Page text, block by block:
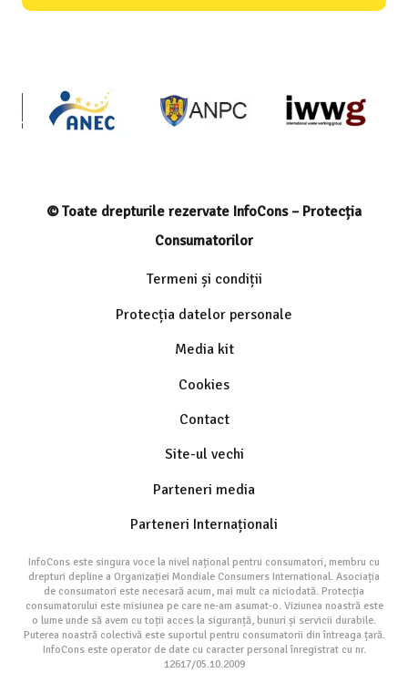
© Toate drepturile rezervate InfoCons – Protecția
Consumatorilor
Termeni și condiții
Protecția datelor personale
Media kit
Cookies
Contact
Site-ul vechi
Parteneri media
Parteneri Internaționali
InfoCons este singura voce la nivel național pentru consumatori, membru cu
drepturi depline a Organizației Mondiale Consumers International. Asociația
de consumatori este necesară acum, mai mult ca niciodată. Protecția
consumatorului este misiunea pe care ne-am asumat-o. Viziunea noastră este
o lume unde să avem cu toții acces la siguranță, bunuri și servicii durabile.
Puterea noastră colectivă este suportul pentru consumatorii din întreaga țară.
InfoCons este operator de date cu caracter personal înregistrat cu nr.
12617/05.10.2009